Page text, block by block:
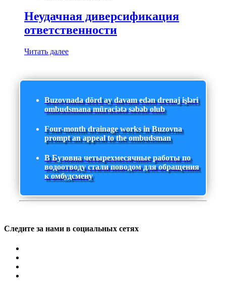
Неудачная диверсификация
ответственности
Читать далее
Buzovnada dörd ay davam edən drenaj işləri
ombudsmana müraciətə səbəb olub
Four-month drainage works in Buzovna
prompt an appeal to the ombudsman
В Бузовна четырехмесячные работы по
водоотводу стали поводом для обращения
к омбудсмену
Следите за нами в социальных сетях